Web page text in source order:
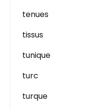
tenues
tissus
tunique
turc
turque